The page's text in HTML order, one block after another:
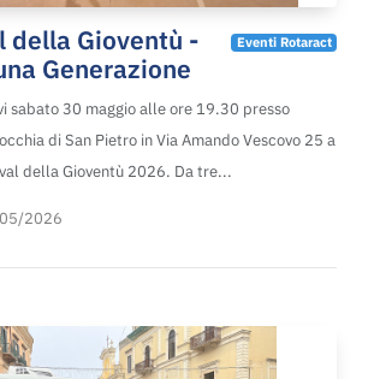
Eventi Rotaract
Gioventù -
Generazione
sabato 30 maggio alle ore 19.30 presso
di San Pietro in Via Amando Vescovo 25 a
della Gioventù 2026. Da tre...
2026